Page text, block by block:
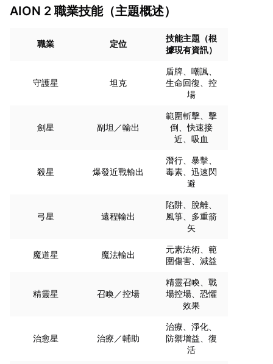
AION 2 職業技能（主題概述）
職業 定位
技能主題（根
據現有資訊）
守護星 坦克
盾牌、嘲諷、
生命回復、控
場
劍星 副坦／輸出
範圍斬擊、擊
倒、快速接
近、吸血
殺星 爆發近戰輸出
潛行、暴擊、
毒素、迅速閃
避
弓星 遠程輸出
陷阱、脫離、
風箏、多重箭
矢
魔道星 魔法輸出
元素法術、範
圍傷害、減益
精靈星 召喚／控場
精靈召喚、戰
場控場、恐懼
效果
治愈星 治療／輔助
治療、淨化、
防禦增益、復
活